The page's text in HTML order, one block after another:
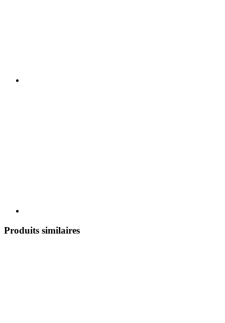
Produits similaires